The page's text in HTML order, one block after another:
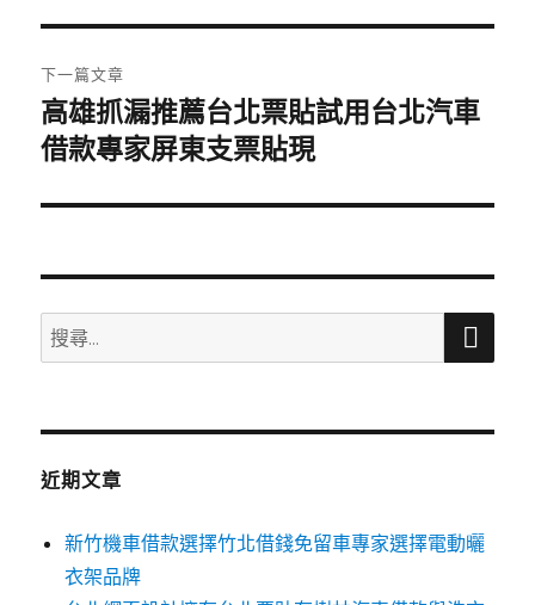
覽
文
章:
下一篇文章
下
一
文
高雄抓漏推薦台北票貼試用台北汽車
借款專家屏東支票貼現
搜
尋
鍵
搜
近期文章
新竹機車借款選擇竹北借錢免留車專家選擇電動曬
衣架品牌